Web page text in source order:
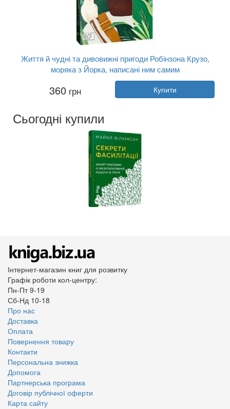
Життя й чудні та дивовижні пригоди Робінзона Крузо,
моряка з Йорка, написані ним самим
Даніель Дефо
Видавництво:Фоліо
Мова:
360 грн Купити
Сьогодні купили
Інтернет-магазин книг для розвитку
Графік роботи кол-центру:
Пн-Пт 9-19
Сб-Нд 10-18
Про нас
Доставка
Оплата
Повернення товару
Контакти
Персональна знижка
Допомога
Партнерська програма
Договір публічної оферти
Карта сайту